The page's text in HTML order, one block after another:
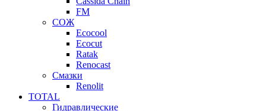
FM
СОЖ
Ecocool
Ecocut
Ratak
Renocast
Смазки
Renolit
TOTAL
Гидравлические